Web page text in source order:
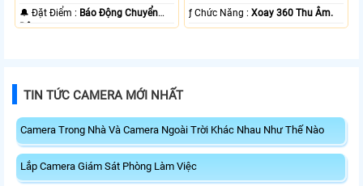
️🔔 Đặt Điểm : Báo Động Chuyển
Động.
️ƒ Chức Năng :Xoay 360 Thu Âm.
TIN TỨC CAMERA MỚI NHẤT
Camera Trong Nhà Và Camera Ngoài Trời Khác Nhau Như Thế Nào
Lắp Camera Giám Sát Phòng Làm Việc